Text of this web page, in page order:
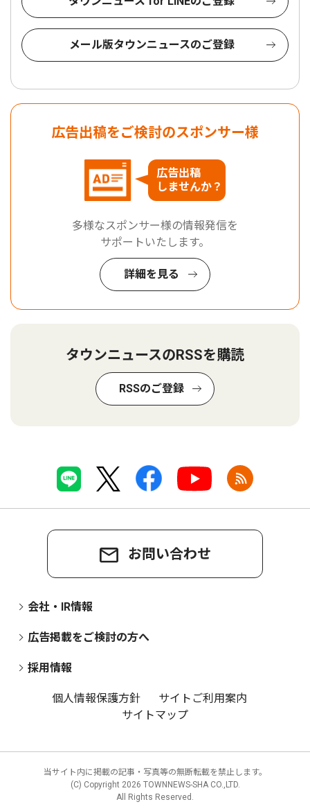
メール版タウンニュースのご登録
広告出稿をご検討のスポンサー様
広告出稿
しませんか？
多様なスポンサー様の情報発信を
サポートいたします。
詳細を見る
タウンニュースのRSSを購読
RSSのご登録
お問い合わせ
会社・IR情報
広告掲載をご検討の方へ
採用情報
個人情報保護方針
サイトご利用案内
サイトマップ
当サイト内に掲載の記事・写真等の無断転載を禁止します。
(C) Copyright 2026 TOWNNEWS-SHA CO.,LTD.
All Rights Reserved.